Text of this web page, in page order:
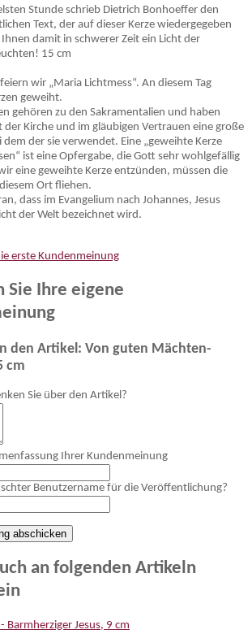
Stunde schrieb Dietrich Bonhoeffer den
Text, der auf dieser Kerze wiedergegeben
damit in schwerer Zeit ein Licht der
15 cm
wir „Maria Lichtmess“. An diesem Tag
geweiht.
gehören zu den Sakramentalien und haben
der Kirche und im gläubigen Vertrauen eine große
dem der sie verwendet. Eine „geweihte Kerze
ist eine Opfergabe, die Gott sehr wohlgefällig
eine geweihte Kerze entzünden, müssen die
Ort fliehen.
dass im Evangelium nach Johannes, Jesus
der Welt bezeichnet wird.
erste Kundenmeinung
Sie Ihre eigene
den Artikel: Von guten Mächten-
cm
Sie über den Artikel?
Ihrer Kundenmeinung
Benutzername für die Veröffentlichung?
abschicken
an folgenden Artikeln